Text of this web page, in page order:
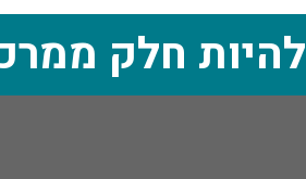
להיות חלק